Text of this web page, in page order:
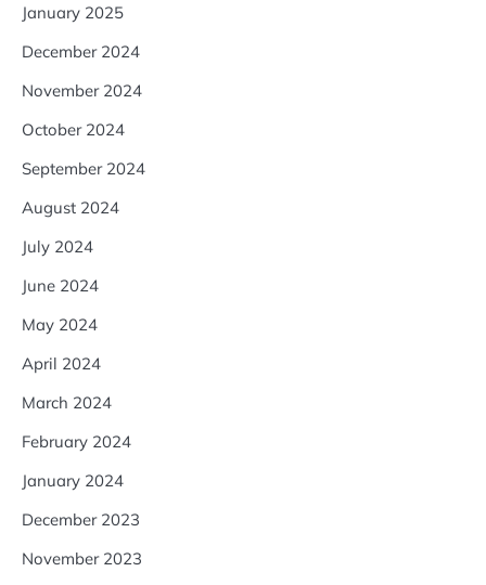
January 2025
December 2024
November 2024
October 2024
September 2024
August 2024
July 2024
June 2024
May 2024
April 2024
March 2024
February 2024
January 2024
December 2023
November 2023